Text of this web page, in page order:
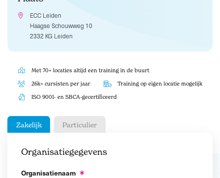
ECC Leiden
Haagse Schouwweg 10
2332 KG Leiden
Met 70+ locaties altijd een training in de buurt
26k+ cursisten per jaar Training op eigen locatie mogelijk
ISO 9001- en SBCA-gecertificeerd
Zakelijk Particulier
Organisatiegegevens
Organisatienaam